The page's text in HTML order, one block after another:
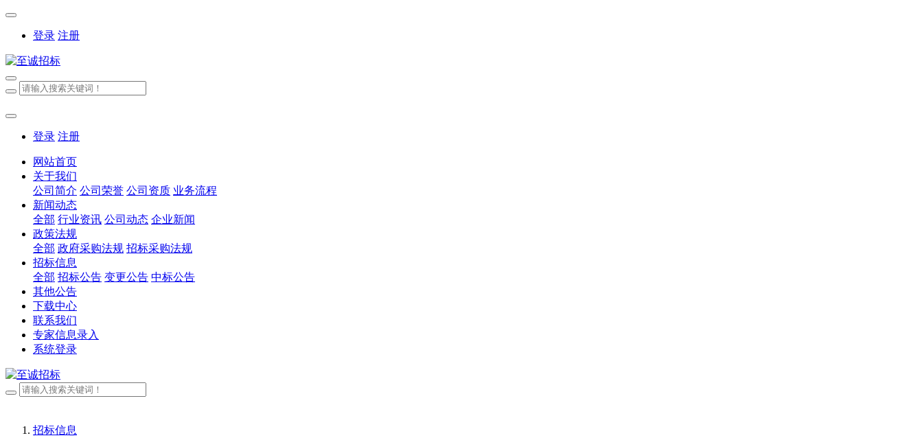
登录 注册
登录 注册
网站首页
关于我们
公司简介 公司荣誉 公司资质 业务流程
新闻动态
全部 行业资讯 公司动态 企业新闻
政策法规
全部 政府采购法规 招标采购法规
招标信息
全部 招标公告 变更公告 中标公告
其他公告
下载中心
联系我们
专家信息录入
系统登录
招标信息